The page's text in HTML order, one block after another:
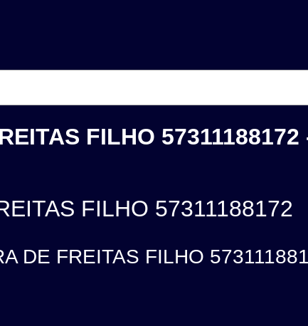
FILHO 57311188172
FILHO 57311188172
DE FREITAS FILHO